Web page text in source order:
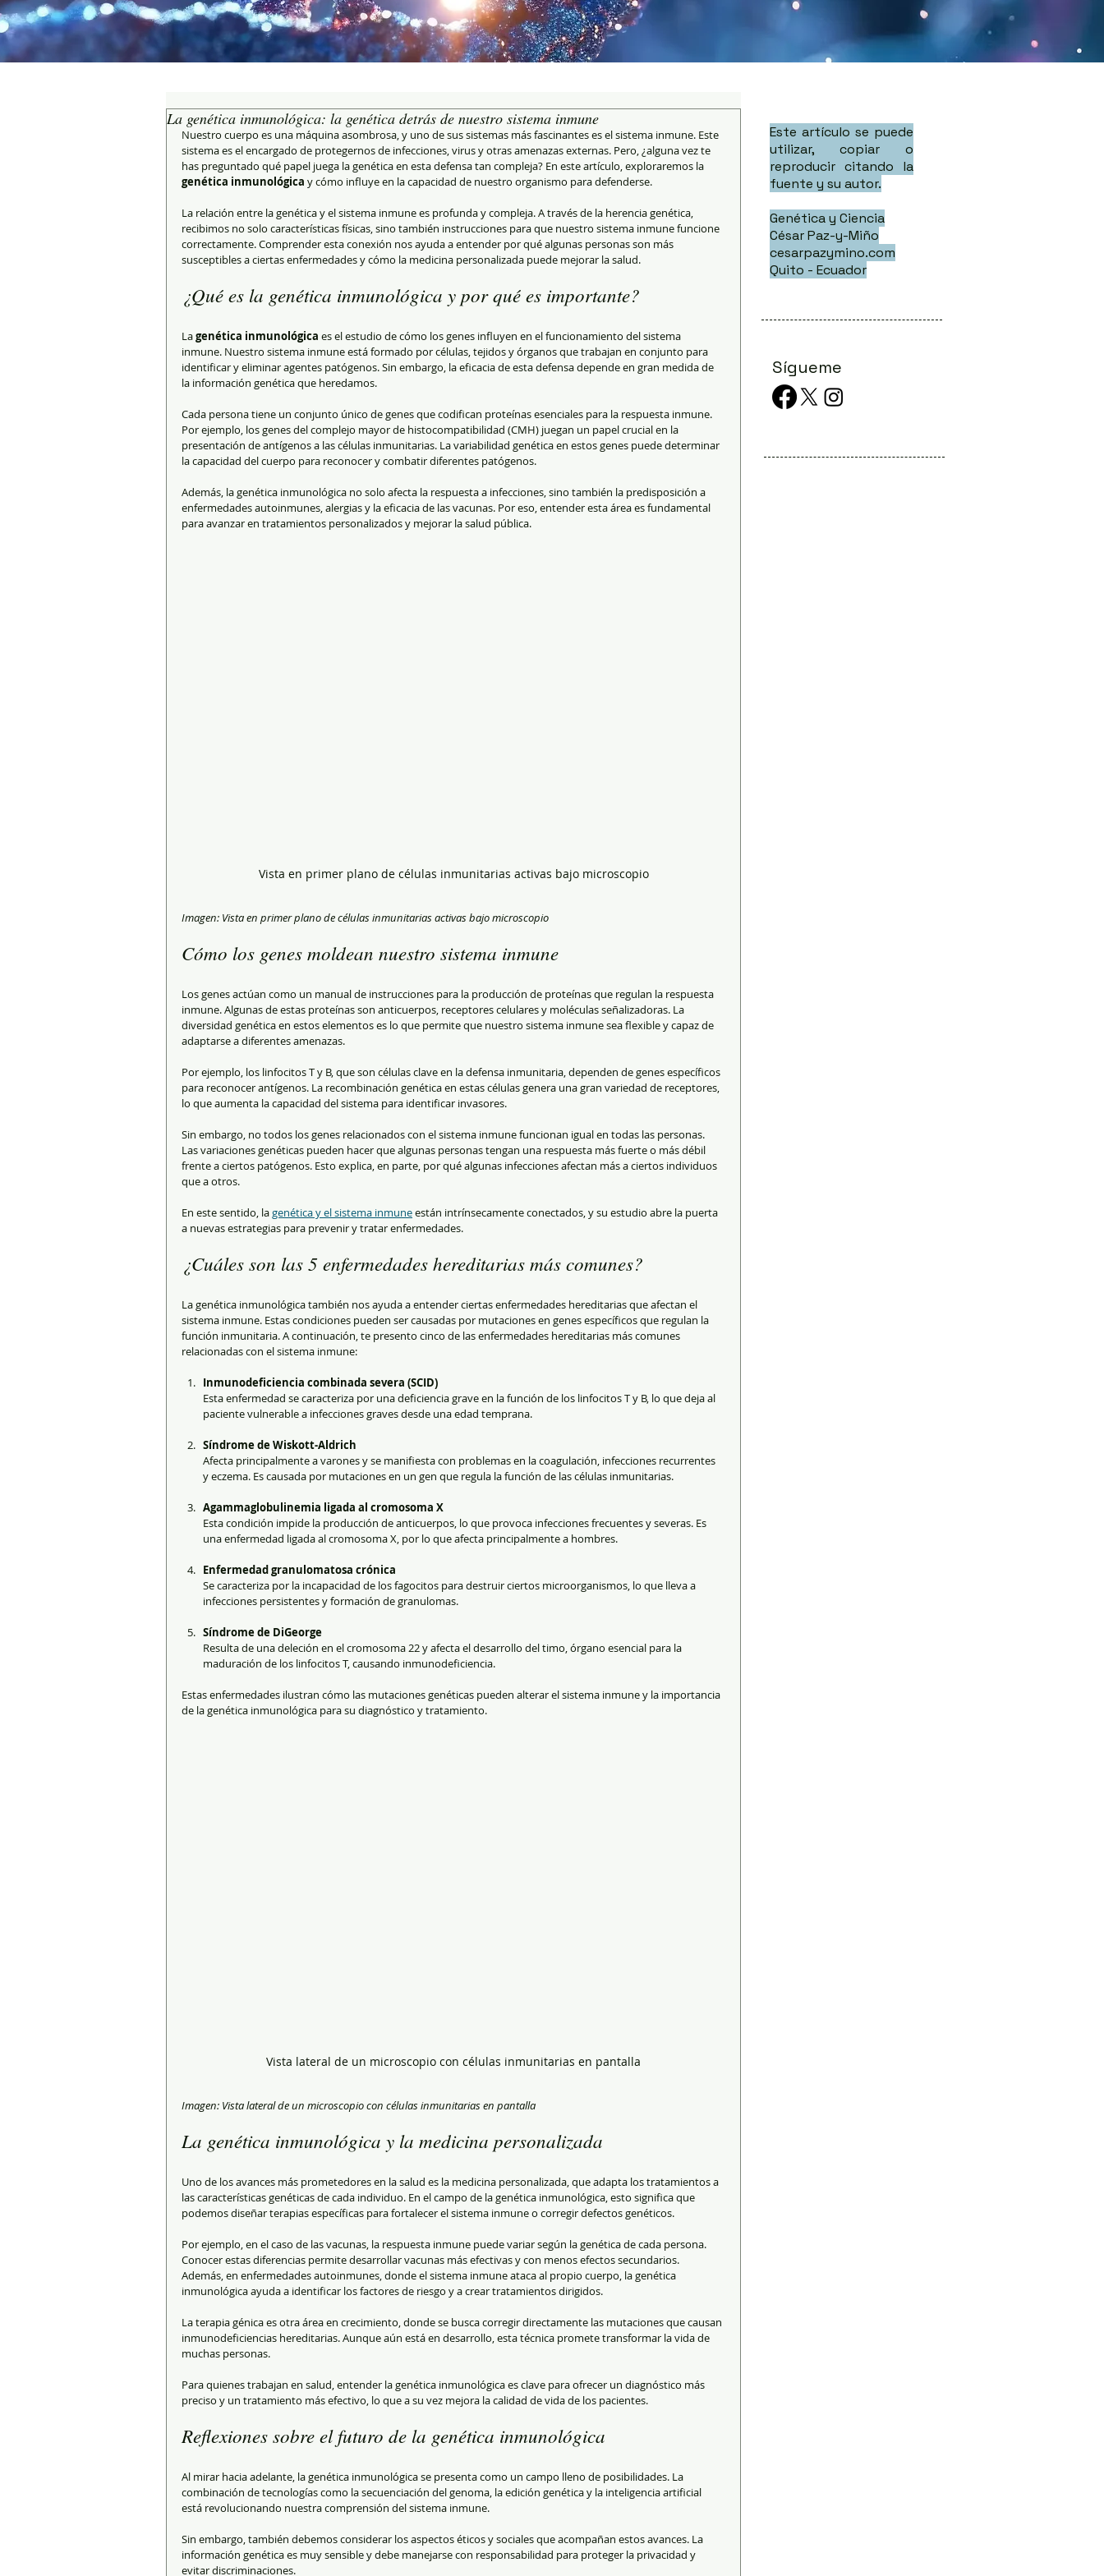
La genética inmunológica: la genética detrás de nuestro sistema inmune
Nuestro cuerpo es una máquina asombrosa, y uno de sus sistemas más fascinantes es el sistema inmune. Este
sistema es el encargado de protegernos de infecciones, virus y otras amenazas externas. Pero, ¿alguna vez te
has preguntado qué papel juega la genética en esta defensa tan compleja? En este artículo, exploraremos la
genética inmunológica y cómo influye en la capacidad de nuestro organismo para defenderse.
La relación entre la genética y el sistema inmune es profunda y compleja. A través de la herencia genética,
recibimos no solo características físicas, sino también instrucciones para que nuestro sistema inmune funcione
correctamente. Comprender esta conexión nos ayuda a entender por qué algunas personas son más
susceptibles a ciertas enfermedades y cómo la medicina personalizada puede mejorar la salud.
¿Qué es la genética inmunológica y por qué es importante?
La genética inmunológica es el estudio de cómo los genes influyen en el funcionamiento del sistema
inmune. Nuestro sistema inmune está formado por células, tejidos y órganos que trabajan en conjunto para
identificar y eliminar agentes patógenos. Sin embargo, la eficacia de esta defensa depende en gran medida de
la información genética que heredamos.
Cada persona tiene un conjunto único de genes que codifican proteínas esenciales para la respuesta inmune.
Por ejemplo, los genes del complejo mayor de histocompatibilidad (CMH) juegan un papel crucial en la
presentación de antígenos a las células inmunitarias. La variabilidad genética en estos genes puede determinar
la capacidad del cuerpo para reconocer y combatir diferentes patógenos.
Además, la genética inmunológica no solo afecta la respuesta a infecciones, sino también la predisposición a
enfermedades autoinmunes, alergias y la eficacia de las vacunas. Por eso, entender esta área es fundamental
para avanzar en tratamientos personalizados y mejorar la salud pública.
Vista en primer plano de células inmunitarias activas bajo microscopio
Imagen: Vista en primer plano de células inmunitarias activas bajo microscopio
Cómo los genes moldean nuestro sistema inmune
Los genes actúan como un manual de instrucciones para la producción de proteínas que regulan la respuesta
inmune. Algunas de estas proteínas son anticuerpos, receptores celulares y moléculas señalizadoras. La
diversidad genética en estos elementos es lo que permite que nuestro sistema inmune sea flexible y capaz de
adaptarse a diferentes amenazas.
Por ejemplo, los linfocitos T y B, que son células clave en la defensa inmunitaria, dependen de genes específicos
para reconocer antígenos. La recombinación genética en estas células genera una gran variedad de receptores,
lo que aumenta la capacidad del sistema para identificar invasores.
Sin embargo, no todos los genes relacionados con el sistema inmune funcionan igual en todas las personas.
Las variaciones genéticas pueden hacer que algunas personas tengan una respuesta más fuerte o más débil
frente a ciertos patógenos. Esto explica, en parte, por qué algunas infecciones afectan más a ciertos individuos
que a otros.
En este sentido, la genética y el sistema inmune están intrínsecamente conectados, y su estudio abre la puerta
a nuevas estrategias para prevenir y tratar enfermedades.
¿Cuáles son las 5 enfermedades hereditarias más comunes?
La genética inmunológica también nos ayuda a entender ciertas enfermedades hereditarias que afectan el
sistema inmune. Estas condiciones pueden ser causadas por mutaciones en genes específicos que regulan la
función inmunitaria. A continuación, te presento cinco de las enfermedades hereditarias más comunes
relacionadas con el sistema inmune:
Inmunodeficiencia combinada severa (SCID)
Esta enfermedad se caracteriza por una deficiencia grave en la función de los linfocitos T y B, lo que deja al
paciente vulnerable a infecciones graves desde una edad temprana.
Síndrome de Wiskott-Aldrich
Afecta principalmente a varones y se manifiesta con problemas en la coagulación, infecciones recurrentes
y eczema. Es causada por mutaciones en un gen que regula la función de las células inmunitarias.
Agammaglobulinemia ligada al cromosoma X
Esta condición impide la producción de anticuerpos, lo que provoca infecciones frecuentes y severas. Es
una enfermedad ligada al cromosoma X, por lo que afecta principalmente a hombres.
Enfermedad granulomatosa crónica
Se caracteriza por la incapacidad de los fagocitos para destruir ciertos microorganismos, lo que lleva a
infecciones persistentes y formación de granulomas.
Síndrome de DiGeorge
Resulta de una deleción en el cromosoma 22 y afecta el desarrollo del timo, órgano esencial para la
maduración de los linfocitos T, causando inmunodeficiencia.
Estas enfermedades ilustran cómo las mutaciones genéticas pueden alterar el sistema inmune y la importancia
de la genética inmunológica para su diagnóstico y tratamiento.
Vista lateral de un microscopio con células inmunitarias en pantalla
Imagen: Vista lateral de un microscopio con células inmunitarias en pantalla
La genética inmunológica y la medicina personalizada
Uno de los avances más prometedores en la salud es la medicina personalizada, que adapta los tratamientos a
las características genéticas de cada individuo. En el campo de la genética inmunológica, esto significa que
podemos diseñar terapias específicas para fortalecer el sistema inmune o corregir defectos genéticos.
Por ejemplo, en el caso de las vacunas, la respuesta inmune puede variar según la genética de cada persona.
Conocer estas diferencias permite desarrollar vacunas más efectivas y con menos efectos secundarios.
Además, en enfermedades autoinmunes, donde el sistema inmune ataca al propio cuerpo, la genética
inmunológica ayuda a identificar los factores de riesgo y a crear tratamientos dirigidos.
La terapia génica es otra área en crecimiento, donde se busca corregir directamente las mutaciones que causan
inmunodeficiencias hereditarias. Aunque aún está en desarrollo, esta técnica promete transformar la vida de
muchas personas.
Para quienes trabajan en salud, entender la genética inmunológica es clave para ofrecer un diagnóstico más
preciso y un tratamiento más efectivo, lo que a su vez mejora la calidad de vida de los pacientes.
Reflexiones sobre el futuro de la genética inmunológica
Al mirar hacia adelante, la genética inmunológica se presenta como un campo lleno de posibilidades. La
combinación de tecnologías como la secuenciación del genoma, la edición genética y la inteligencia artificial
está revolucionando nuestra comprensión del sistema inmune.
Sin embargo, también debemos considerar los aspectos éticos y sociales que acompañan estos avances. La
información genética es muy sensible y debe manejarse con responsabilidad para proteger la privacidad y
evitar discriminaciones.
Este artículo se puede
utilizar, copiar o
reproducir citando la
fuente y su autor.
Genética y Ciencia
César Paz-y-Miño
cesarpazymino.com
Quito - Ecuador
Sígueme